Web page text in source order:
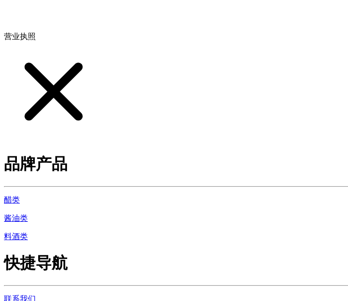
营业执照
品牌产品
醋类
酱油类
料酒类
快捷导航
联系我们